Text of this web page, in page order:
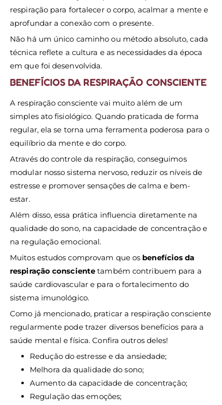
respiração para fortalecer o corpo, acalmar a mente e
aprofundar a conexão com o presente.
Não há um único caminho ou método absoluto, cada
técnica reflete a cultura e as necessidades da época
em que foi desenvolvida.
BENEFÍCIOS DA RESPIRAÇÃO CONSCIENTE
A respiração consciente vai muito além de um
simples ato fisiológico. Quando praticada de forma
regular, ela se torna uma ferramenta poderosa para o
equilíbrio da mente e do corpo.
Através do controle da respiração, conseguimos
modular nosso sistema nervoso, reduzir os níveis de
estresse e promover sensações de calma e bem-
estar.
Além disso, essa prática influencia diretamente na
qualidade do sono, na capacidade de concentração e
na regulação emocional.
Muitos estudos comprovam que os benefícios da
respiração consciente também contribuem para a
saúde cardiovascular e para o fortalecimento do
sistema imunológico.
Como já mencionado, praticar a respiração consciente
regularmente pode trazer diversos benefícios para a
saúde mental e física. Confira outros deles!
Redução do estresse e da ansiedade;
Melhora da qualidade do sono;
Aumento da capacidade de concentração;
Regulação das emoções;